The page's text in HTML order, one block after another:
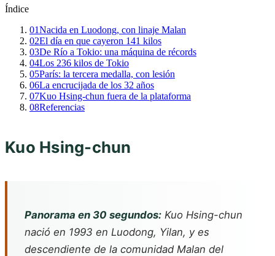
Índice
01Nacida en Luodong, con linaje Malan
02El día en que cayeron 141 kilos
03De Río a Tokio: una máquina de récords
04Los 236 kilos de Tokio
05París: la tercera medalla, con lesión
06La encrucijada de los 32 años
07Kuo Hsing-chun fuera de la plataforma
08Referencias
Kuo Hsing-chun
Panorama en 30 segundos: Kuo Hsing-chun
nació en 1993 en Luodong, Yilan, y es
descendiente de la comunidad Malan del